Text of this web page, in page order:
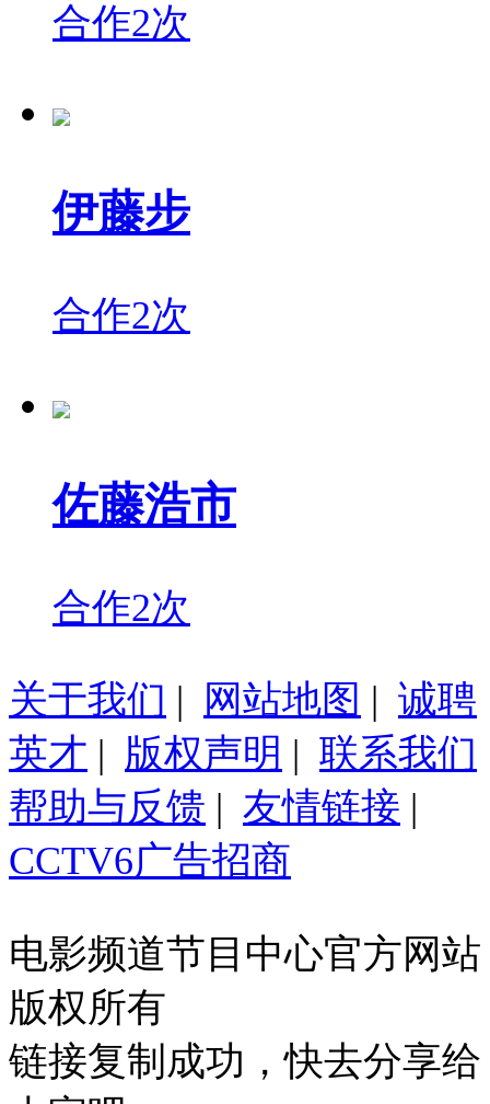
合作2次
伊藤步
合作2次
佐藤浩市
合作2次
关于我们 | 网站地图 | 诚聘
英才 | 版权声明 | 联系我们
帮助与反馈 | 友情链接 |
CCTV6广告招商
电影频道节目中心官方网站
版权所有
链接复制成功，快去分享给